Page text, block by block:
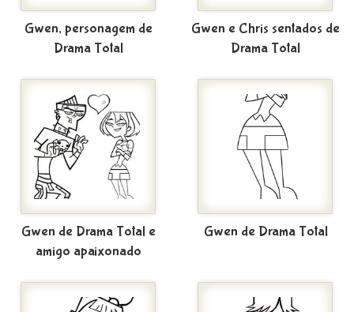
Gwen, personagem de
Drama Total
Gwen e Chris sentados de
Drama Total
Gwen de Drama Total e
amigo apaixonado
Gwen de Drama Total